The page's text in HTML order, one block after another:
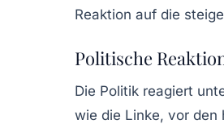
Reaktion auf die
Politische
Die Politik reagiert
wie die Linke, vor den